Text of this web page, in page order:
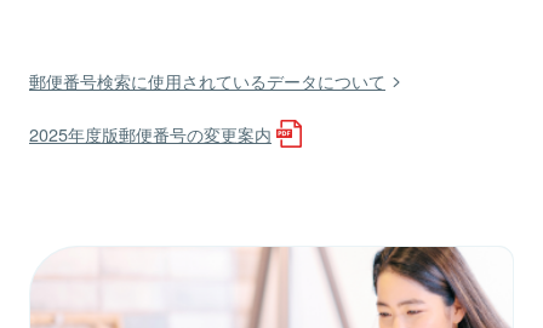
郵便番号検索に使用されているデータについて
2025年度版郵便番号の変更案内